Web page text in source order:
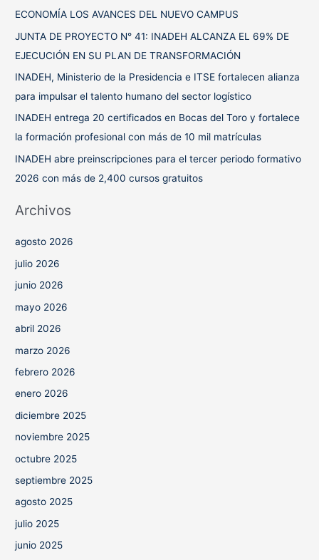
:
ECONOMÍA LOS AVANCES DEL NUEVO CAMPUS
JUNTA DE PROYECTO N° 41: INADEH ALCANZA EL 69% DE
EJECUCIÓN EN SU PLAN DE TRANSFORMACIÓN
INADEH, Ministerio de la Presidencia e ITSE fortalecen alianza
para impulsar el talento humano del sector logístico
INADEH entrega 20 certificados en Bocas del Toro y fortalece
la formación profesional con más de 10 mil matrículas
INADEH abre preinscripciones para el tercer periodo formativo
2026 con más de 2,400 cursos gratuitos
Archivos
agosto 2026
julio 2026
junio 2026
mayo 2026
abril 2026
marzo 2026
febrero 2026
enero 2026
diciembre 2025
noviembre 2025
octubre 2025
septiembre 2025
agosto 2025
julio 2025
junio 2025